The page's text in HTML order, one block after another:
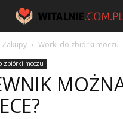
Zakupy Worki do zbiórki moczu
zbiórki moczu